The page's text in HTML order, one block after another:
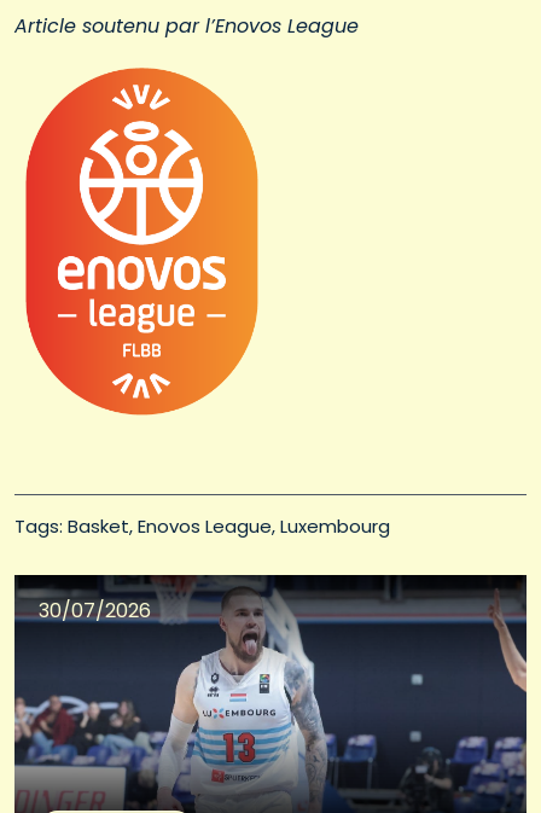
Article soutenu par l’Enovos League
Tags: Basket Enovos League Luxembourg
30/07/2026